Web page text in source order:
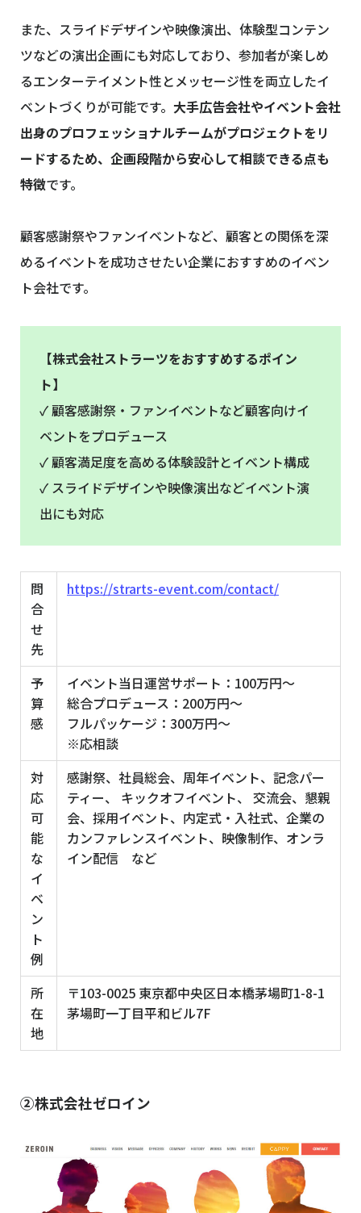
また、スライドデザインや映像演出、体験型コンテン
ツなどの演出企画にも対応しており、参加者が楽しめ
るエンターテイメント性とメッセージ性を両立したイ
ベントづくりが可能です。 大手広告会社やイベント会社
出身のプロフェッショナルチームがプロジェクトをリ
ードするため、企画段階から安心して相談できる点も
特徴です。
顧客感謝祭やファンイベントなど、顧客との関係を深
めるイベントを成功させたい企業におすすめのイベン
ト会社です。
【株式会社ストラーツをおすすめするポイン
ト】
✓ 顧客感謝祭・ファンイベントなど顧客向けイ
ベントをプロデュース
✓ 顧客満足度を高める体験設計とイベント構成
✓ スライドデザインや映像演出などイベント演
出にも対応
問
合
せ
先
https://strarts-event.com/contact/
予
算
感
イベント当日運営サポート：100万円～
総合プロデュース：200万円～
フルパッケージ：300万円～
※応相談
対
応
可
能
な
イ
ベ
ン
ト
例
感謝祭、社員総会、周年イベント、記念パー
ティー、 キックオフイベント、 交流会、懇親
会、採用イベント、内定式・入社式、企業の
カンファレンスイベント、映像制作、オンラ
イン配信 など
所
在
地
〒103-0025 東京都中央区日本橋茅場町1-8-1
茅場町一丁目平和ビル7F
②株式会社ゼロイン